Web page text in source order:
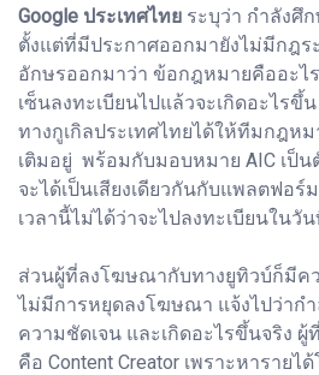
Google ประเทศไทย ระบุว่า กำลังศึ
ตั้งแต่ที่มีประกาศออกมายังไม่มีกฎร
อักษรออกมาว่า ข้อกฎหมายคืออะไร
เซ็นลงทะเบียนไปแล้วจะเกิดอะไรขึ้
ทางกูเกิลประเทศไทยได้ให้ทีมกฎห
เติมอยู่ พร้อมกับมอบหมาย AIC เป็
จะได้เป็นเสียงเดียวกันกับแพลตฟอร์
เวลานี้ไม่ได้ว่าจะไปลงทะเบียนใน
ส่วนผู้ที่ลงโฆษณากับทางยูทิวบ์ก็มีค
ไม่มีการหยุดลงโฆษณา แจ้งไปว่าก
ความชัดเจน และเกิดอะไรขึ้นจริง
คือ Content Creator เพราะหารายไ